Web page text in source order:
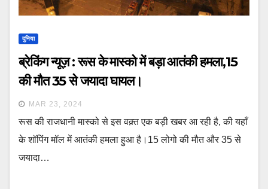
दुनिया
ब्रेकिंग न्यूज़ : रूस के मास्को में बड़ा आतंकी हमला,15
की मौत 35 से जयादा घायल।
MAR 23, 2024
रूस की राजधानी मास्को से इस वक़्त एक बड़ी खबर आ रही है, की यहाँ
के शॉपिंग मॉल में आतंकी हमला हुआ है।15 लोगो की मौत और 35 से
जयादा…